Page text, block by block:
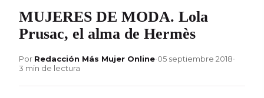
MUJERES DE MODA. Lola
Prusac, el alma de Hermès
Por Redacción Más Mujer Online•05 septiembre 2018•
3 min de lectura